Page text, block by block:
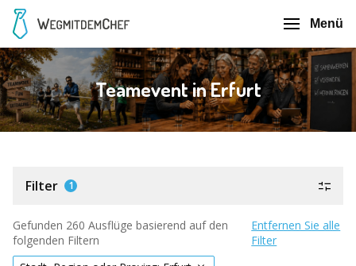
Menü
Teamevent in Erfurt
Filter 1
Gefunden 260 Ausflüge basierend auf den
folgenden Filtern
Entfernen Sie alle
Filter